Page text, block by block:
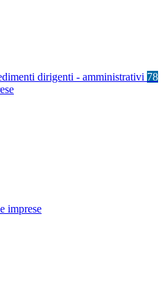
dirigenti - amministrativi 78
imprese